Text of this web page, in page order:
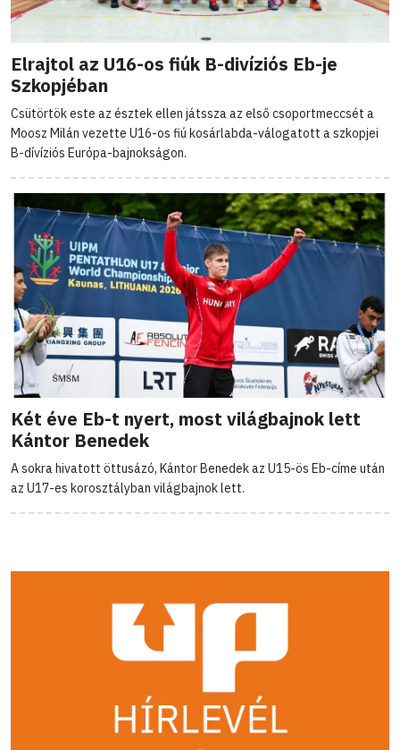
Elrajtol az U16-os fiúk B-divíziós Eb-je
Szkopjéban
Csütörtök este az észtek ellen játssza az első csoportmeccsét a
Moosz Milán vezette U16-os fiú kosárlabda-válogatott a szkopjei
B-dívíziós Európa-bajnokságon.
Két éve Eb-t nyert, most világbajnok lett
Kántor Benedek
A sokra hivatott öttusázó, Kántor Benedek az U15-ös Eb-címe után
az U17-es korosztályban világbajnok lett.